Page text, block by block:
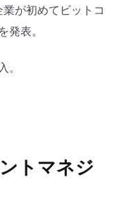
が初めてビットコ
発表。
トマネジ